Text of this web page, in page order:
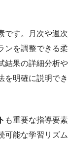
です。月次や週次
ンを調整できる柔
結果の詳細分析や
を明確に説明でき
も重要な指導要素
可能な学習リズム